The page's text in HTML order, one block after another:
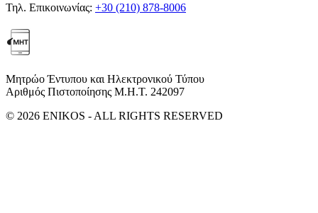
Τηλ. Επικοινωνίας: +30 (210) 878-8006
Μητρώο Έντυπου και Ηλεκτρονικού Τύπου
Αριθμός Πιστοποίησης Μ.Η.Τ. 242097
© 2026 ENIKOS - ALL RIGHTS RESERVED